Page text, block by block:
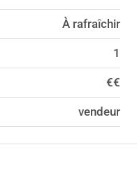
À rafraîchir
1
€€
vendeur